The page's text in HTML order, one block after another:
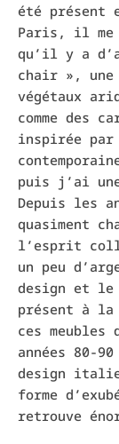
été présent
Paris, il me
qu’il y a
chair »,
végétaux
comme des
inspirée
puis j’ai
Depuis les
quasiment
l’esprit
un peu
design et
présent à la
ces meubles
années 80-
design
forme
retrouve